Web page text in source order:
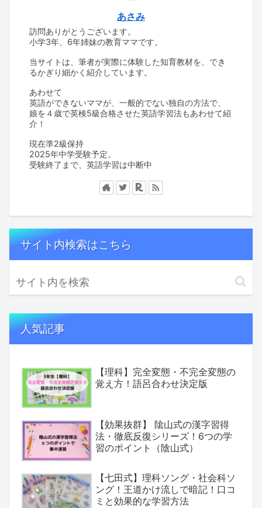
あさみ
訪問ありがとうございます。
小学3年、6年姉妹の教育ママです。
当サイトは、筆者が実際に体験した知育教材を、でき
るかぎり細かく紹介しています。
あわせて
英語ができないママが、一般的でない独自の方法で、
娘を４歳で英検5級合格させた英語学習法もあわせて紹
介！
現在準2級保持
2025年中学受験予定。
受験終了まで、英語学習は中断中
サイト内検索はこちら
人気記事
【理科】完全変態・不完全変態の
覚え方！語呂合わせ決定版
【効果抜群】 隂山式の漢字習得
法・徹底反復シリーズ！6つの学
習のポイント（陰山式）
【七田式】理科ソング・社会科ソ
ング！王道かけ流しで暗記！口コ
ミと効果的な学習方法